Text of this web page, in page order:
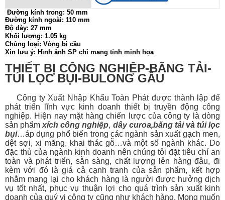
Đường kính trong: 50 mm
Đường kính ngoài: 110 mm
Độ dày: 27 mm
Khối lượng: 1.05 kg
Chủng loại: Vòng bi cầu
Xin lưu ý: Hình ảnh SP chỉ mang tính minh họa
THIẾT BỊ CÔNG NGHIỆP-BĂNG TẢI-
TÚI LỌC BỤI-BULONG GẦU
Công ty Xuất Nhập Khẩu Toàn Phát được thành lập để
phát triển lĩnh vực kinh doanh thiết bị truyền động công
nghiệp. Hiện nay mặt hàng chiến lược của công ty là dòng
sản phẩm xích công nghiệp, dây curoa,băng tảivàtúi lọc
bụi…áp dụng phổ biến trong các ngành sản xuất gạch men,
dệt sợi, xi măng, khai thác gỗ…và một số ngành khác. Do
đặc thù của ngành kinh doanh nên chúng tôi đặt tiêu chí an
toàn và phát triển, sẵn sàng, chất lượng lên hàng đâu, đi
kèm với đó là giá cả cạnh tranh của sản phẩm, kết hợp
nhằm mang lại cho khách hàng là người được hưởng dịch
vụ tốt nhất, phục vụ thuận lợi cho quá trình sản xuất kinh
doanh của quý vị công ty cũng như khách hàng. Mong muốn